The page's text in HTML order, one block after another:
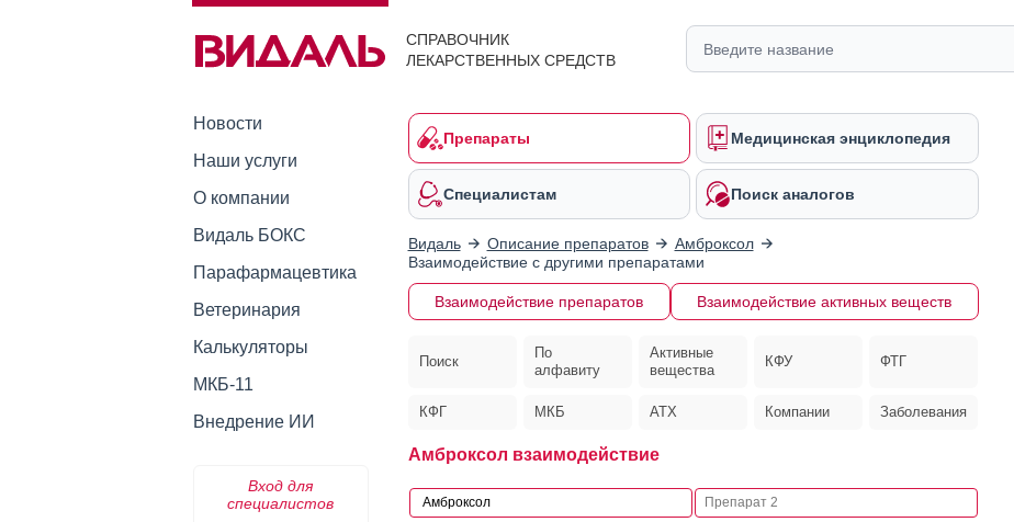
СПРАВОЧНИК
ЛЕКАРСТВЕННЫХ СРЕДСТВ
Новости
Наши услуги
О компании
Видаль БОКС
Парафармацевтика
Ветеринария
Калькуляторы
МКБ-11
Внедрение ИИ
Вход для
специалистов
Препараты Медицинская энциклопедия
Специалистам Поиск аналогов
Видаль Описание препаратов
Амброксол
Взаимодействие с другими препаратами
Взаимодействие препаратов Взаимодействие активных веществ
Поиск
По
алфавиту
Активные
вещества
КФУ ФТГ
КФГ МКБ АТХ Компании Заболевания
Амброксол взаимодействие